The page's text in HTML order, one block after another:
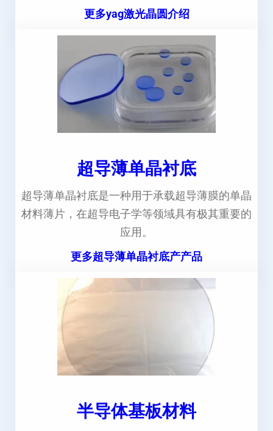
更多yag激光晶圆介绍
超导薄单晶衬底
超导薄单晶衬底是一种用于承载超导薄膜的单晶
材料薄片，在超导电子学等领域具有极其重要的
应用。
更多超导薄单晶衬底产产品
半导体基板材料